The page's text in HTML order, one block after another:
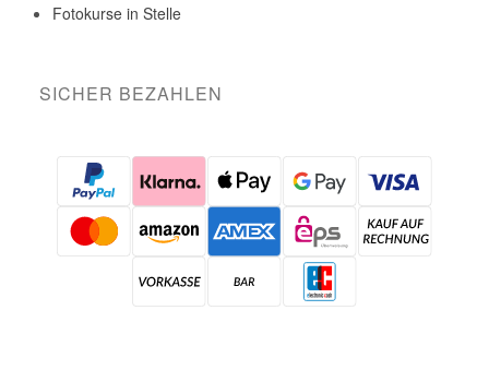
Fotokurse in Stelle
SICHER BEZAHLEN